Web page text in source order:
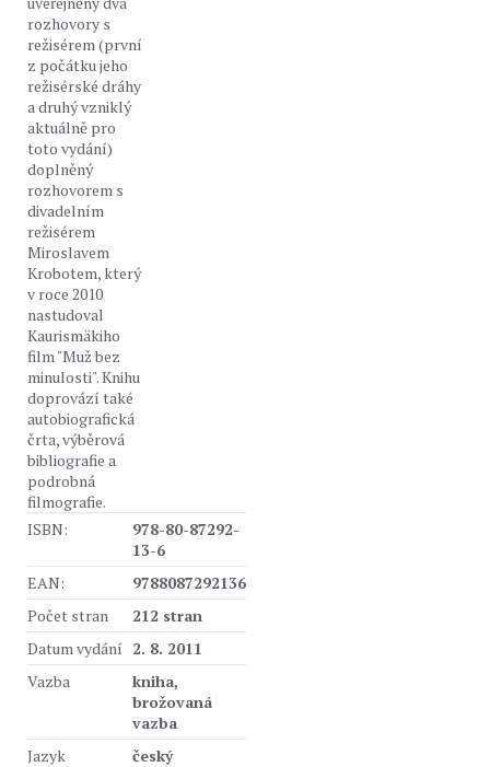
rozhovory s
režisérem (první
z počátku jeho
režisérské dráhy
a druhý vzniklý
aktuálně pro
toto vydání)
doplněný
rozhovorem s
divadelním
režisérem
Miroslavem
Krobotem, který
v roce 2010
nastudoval
Kaurismäkiho
film "Muž bez
minulosti". Knihu
doprovází také
autobiografická
črta, výběrová
bibliografie a
podrobná
filmografie.
ISBN:
978-80-87292-
13-6
EAN:
9788087292136
Počet stran
212 stran
Datum vydání 2. 8. 2011
Vazba
kniha,
brožovaná
vazba
Jazyk
český